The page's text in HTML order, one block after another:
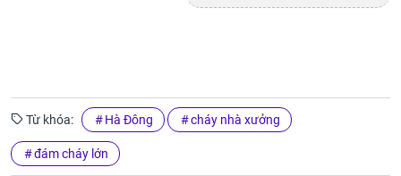
Từ khóa: Hà Đông cháy nhà xưởng
đám cháy lớn